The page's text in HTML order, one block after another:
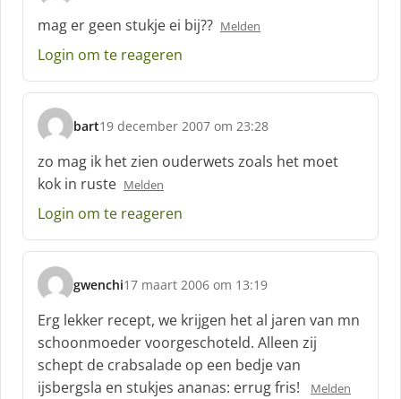
h
r
e
f
:
mag er geen stukje ei bij?? Melden
Login om te reageren
bart
s
h
r
e
f
19 december 2007 om 23:28
zo mag ik het zien ouderwets zoals het moet
kok in ruste Melden
Login om te reageren
gwenchi
s
c
h
r
e
e
17 maart 2006 om 13:19
Erg lekker recept, we krijgen het al jaren van mn
schoonmoeder voorgeschoteld. Alleen zij
schept de crabsalade op een bedje van
ijsbergsla en stukjes ananas: errug fris!
Melden